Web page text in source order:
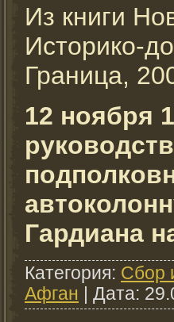
Из книги
Историко-
Граница,
12 ноября
Гардиана
Категория: Сбор
Афган | Дата: